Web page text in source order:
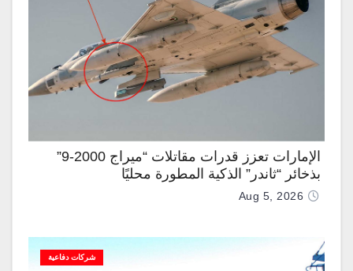
الإمارات تعزز قدرات مقاتلات “ميراج 2000-9”
بذخائر “ثاندر” الذكية المطورة محليًا
Aug 5, 2026
شركات دفاعية